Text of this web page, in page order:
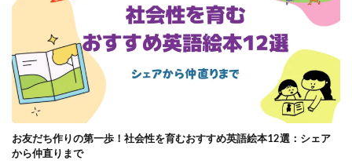
お友だち作りの第一歩！社会性を育むおすすめ英語絵本12選：シェア
から仲直りまで